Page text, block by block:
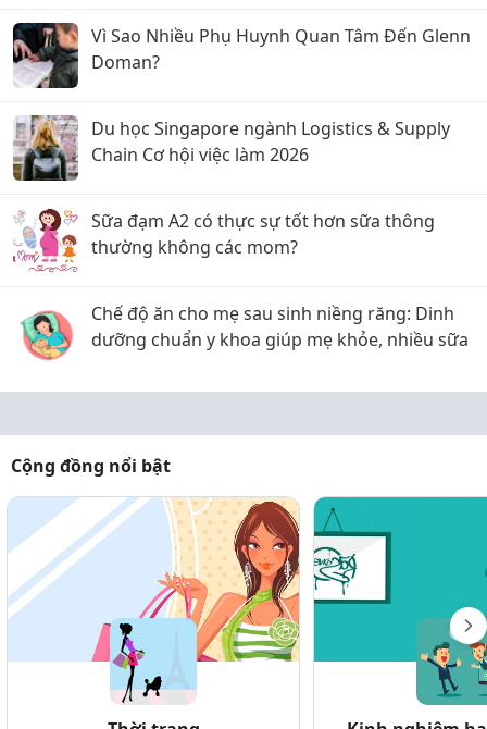
Vì Sao Nhiều Phụ Huynh Quan Tâm Đến Glenn
Doman?
Du học Singapore ngành Logistics & Supply
Chain Cơ hội việc làm 2026
Sữa đạm A2 có thực sự tốt hơn sữa thông
thường không các mom?
Chế độ ăn cho mẹ sau sinh niềng răng: Dinh
dưỡng chuẩn y khoa giúp mẹ khỏe, nhiều sữa
Cộng đồng nổi bật